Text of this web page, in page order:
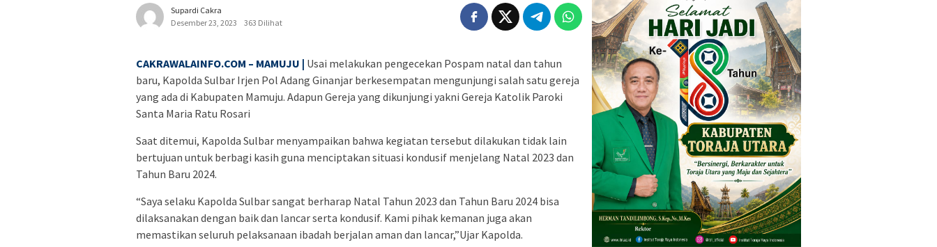
Supardi Cakra
Desember 23, 2023
363 Dilihat
CAKRAWALAINFO.COM – MAMUJU | Usai melakukan pengecekan Pospam natal dan tahun
baru, Kapolda Sulbar Irjen Pol Adang Ginanjar berkesempatan mengunjungi salah satu gereja
yang ada di Kabupaten Mamuju. Adapun Gereja yang dikunjungi yakni Gereja Katolik Paroki
Santa Maria Ratu Rosari
Saat ditemui, Kapolda Sulbar menyampaikan bahwa kegiatan tersebut dilakukan tidak lain
bertujuan untuk berbagi kasih guna menciptakan situasi kondusif menjelang Natal 2023 dan
Tahun Baru 2024.
“Saya selaku Kapolda Sulbar sangat berharap Natal Tahun 2023 dan Tahun Baru 2024 bisa
dilaksanakan dengan baik dan lancar serta kondusif. Kami pihak kemanan juga akan
memastikan seluruh pelaksanaan ibadah berjalan aman dan lancar,”Ujar Kapolda.